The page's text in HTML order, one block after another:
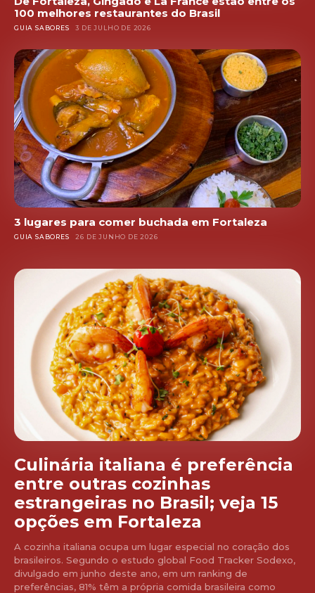
100 melhores restaurantes do Brasil
GUIA SABORES 3 DE JULHO DE 2026
3 lugares para comer buchada em Fortaleza
GUIA SABORES 26 DE JUNHO DE 2026
Culinária italiana é preferência
entre outras cozinhas
estrangeiras no Brasil; veja 15
opções em Fortaleza
A cozinha italiana ocupa um lugar especial no coração dos
brasileiros. Segundo o estudo global Food Tracker Sodexo,
divulgado em junho deste ano, em um ranking de
preferências, 81% têm a própria comida brasileira como